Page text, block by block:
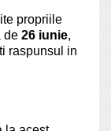
propriile
de 26 iunie,
raspunsul in